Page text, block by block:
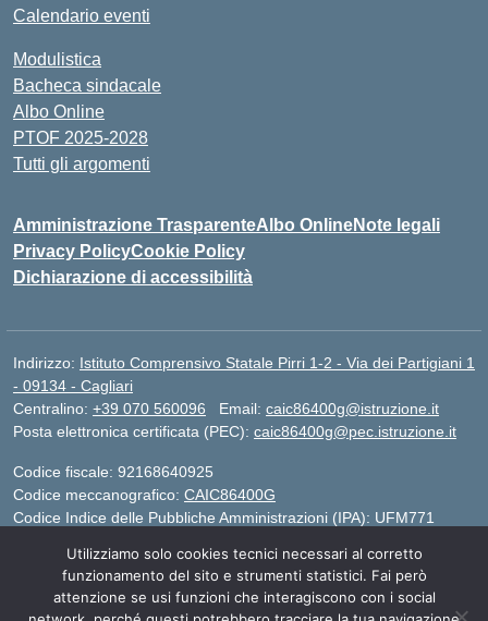
Calendario eventi
Modulistica
Bacheca sindacale
Albo Online
PTOF 2025-2028
Tutti gli argomenti
Amministrazione TrasparenteAlbo OnlineNote legali
Privacy PolicyCookie Policy
Dichiarazione di accessibilità
Indirizzo: Istituto Comprensivo Statale Pirri 1-2 - Via dei Partigiani 1
- 09134 - Cagliari
Centralino: +39 070 560096 Email: caic86400g@istruzione.it
Posta elettronica certificata (PEC): caic86400g@pec.istruzione.it
Codice fiscale: 92168640925
Codice meccanografico: CAIC86400G
Codice Indice delle Pubbliche Amministrazioni (IPA): UFM771
IBAN - IT 46 W 0101504808000070626497
Utilizziamo solo cookies tecnici necessari al corretto
funzionamento del sito e strumenti statistici. Fai però
attenzione se usi funzioni che interagiscono con i social